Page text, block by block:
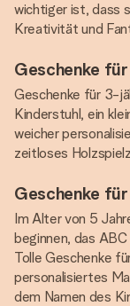
wichtiger ist, dass
Kreativität und
Geschenke
Geschenke für 3-
Kinderstuhl, ein
weicher
zeitloses
Geschenke
Im Alter von 5
beginnen, das
Tolle Geschenke
personalisiertes
dem Namen des